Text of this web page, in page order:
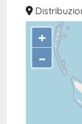
+
–